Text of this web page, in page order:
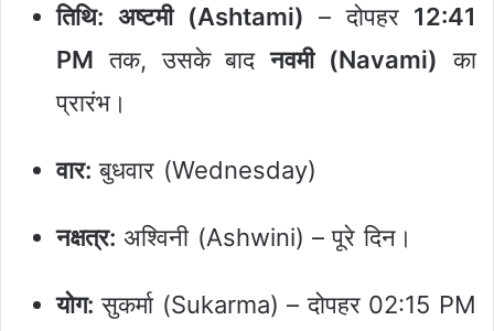
तिथि: अष्टमी (Ashtami) – दोपहर 12:41
PM तक, उसके बादनवमी (Navami) का
प्रारंभ।
वार: बुधवार (Wednesday)
नक्षत्र: अश्विनी (Ashwini) – पूरे दिन।
योग: सुकर्मा (Sukarma) – दोपहर 02:15 PM